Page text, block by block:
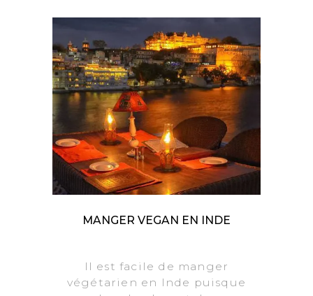
MANGER VEGAN EN INDE
Il est facile de manger
végétarien en Inde puisque